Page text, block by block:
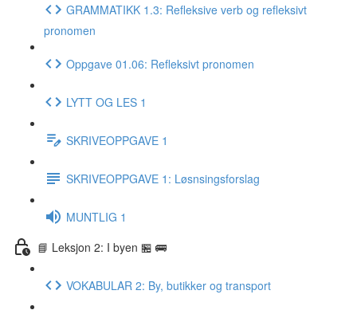
GRAMMATIKK 1.3: Refleksive verb og refleksivt
pronomen
Oppgave 01.06: Refleksivt pronomen
LYTT OG LES 1
SKRIVEOPPGAVE 1
SKRIVEOPPGAVE 1: Løsnsingsforslag
MUNTLIG 1
📘 Leksjon 2: I byen 🏪 🚌
VOKABULAR 2: By, butikker og transport